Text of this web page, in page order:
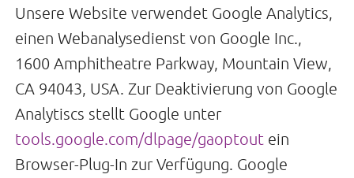
Unsere Website verwendet Google Analytics,
einen Webanalysedienst von Google Inc.,
1600 Amphitheatre Parkway, Mountain View,
CA 94043, USA. Zur Deaktivierung von Google
Analytiscs stellt Google unter
tools.google.com/dlpage/gaoptoutein
Browser-Plug-In zur Verfügung. Google